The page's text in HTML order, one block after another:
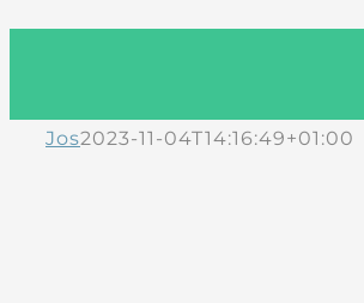
Jos2023-11-04T14:16:49+01:00